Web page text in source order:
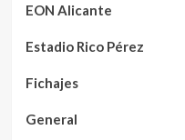
EON Alicante
Estadio Rico Pérez
Fichajes
General